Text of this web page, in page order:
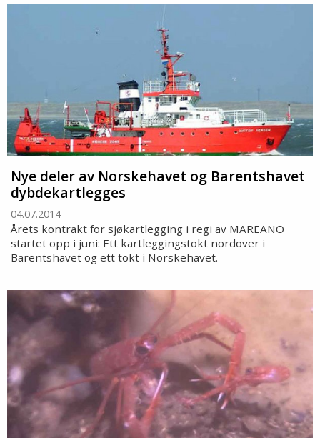
Nye deler av Norskehavet og Barentshavet
dybdekartlegges
04.07.2014
Årets kontrakt for sjøkartlegging i regi av MAREANO
startet opp i juni: Ett kartleggingstokt nordover i
Barentshavet og ett tokt i Norskehavet.